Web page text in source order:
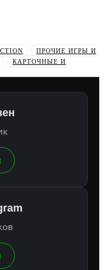
ПРОЧИЕ ИГРЫ И
КАРТОЧНЫЕ И